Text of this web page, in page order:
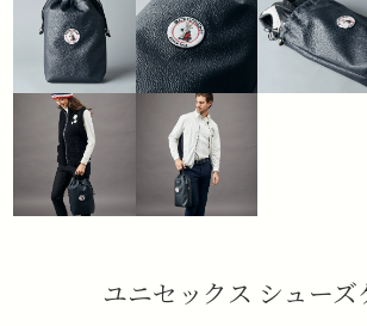
ユニセックス シューズ